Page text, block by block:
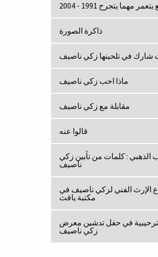
مهما يتجرح 1991 - 2004
ذاكرة الصورة
شارك في تلحينها زكي ناصيف
ماذا احب زكي ناصيف
مقابلة مع زكي ناصيف
قالوا عنه
الذهبي : كلمات من تأبين زكي
ناصيف
الإرث الفني لزكي ناصيف في
مكتبة يافث
في حفل تدشين معرض
زكي ناصيف